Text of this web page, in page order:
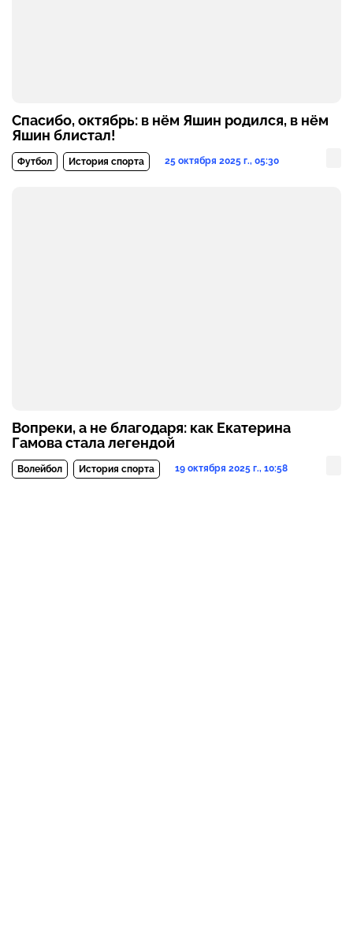
Спасибо, октябрь: в нём Яшин родился, в нём
Яшин блистал!
Футбол История спорта 25 октября 2025 г., 05:30
Вопреки, а не благодаря: как Екатерина
Гамова стала легендой
Волейбол История спорта 19 октября 2025 г., 10:58